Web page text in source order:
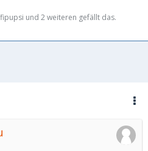
und 2 weiteren gefällt das.